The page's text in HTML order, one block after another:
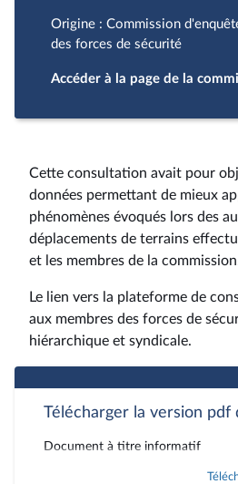
Origine : Commission
des forces de sécurité
Accéder à la page de la
Cette consultation avait pour
données permettant de mieux
phénomènes évoqués lors des
déplacements de terrains
et les membres de la
Le lien vers la plateforme de
aux membres des forces de
hiérarchique et syndicale.
Télécharger la version pdf
Document à titre informatif